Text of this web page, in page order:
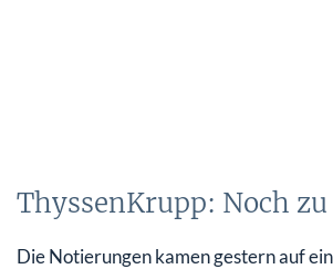
ThyssenKrupp: Noch
Die Notierungen kamen gestern auf